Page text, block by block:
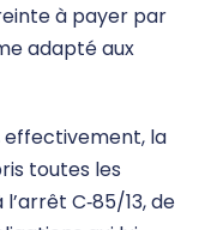
à payer par
adapté aux
effectivement, la
toutes les
C‑85/13, de